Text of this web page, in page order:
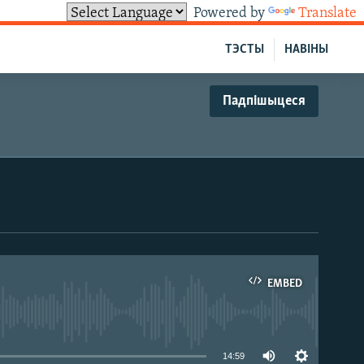
Powered by Translate
НАВІНЫ
ТЭСТЫ
Падпішыцеся
EMBED
14:59